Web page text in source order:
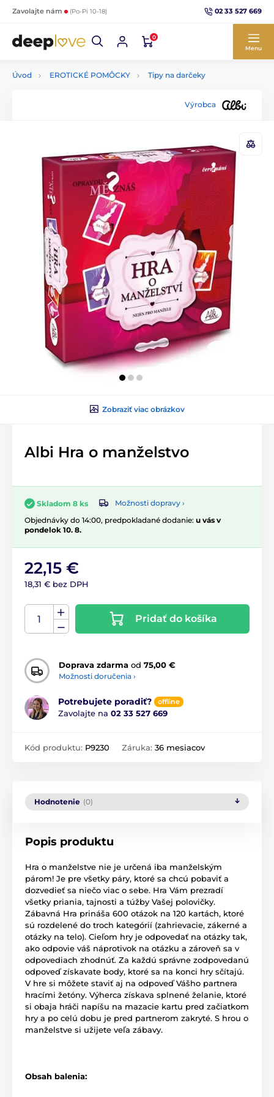
Zavolajte nám (Po-Pi 10-18) 02 33 527 669
0
Menu
Úvod EROTICKÉ POMÔCKY Tipy na darčeky
Výrobca
Zobraziť viac obrázkov
Albi Hra o manželstvo
Skladom 8 ks
Možnosti dopravy ›
Objednávky do 14:00, predpokladané dodanie: u vás v
pondelok 10. 8.
22,15 €
18,31 € bez DPH
Pridať do košíka
Doprava zdarma od 75,00 €
Možnosti doručenia ›
Potrebujete poradiť? offline
Zavolajte na 02 33 527 669
Kód produktu: P9230 Záruka: 36 mesiacov
Hodnotenie (0)
Popis produktu
Hra o manželstve nie je určená iba manželským
párom! Je pre všetky páry, ktoré sa chcú pobaviť a
dozvedieť sa niečo viac o sebe. Hra Vám prezradí
všetky priania, tajnosti a túžby Vašej polovičky.
Zábavná Hra prináša 600 otázok na 120 kartách, ktoré
sú rozdelené do troch kategórií (zahrievacie, zákerné a
otázky na telo). Cieľom hry je odpovedať na otázky tak,
ako odpovie váš náprotivok na otázku a zároveň sa v
odpovediach zhodnúť. Za každú správne zodpovedanú
odpoveď získavate body, ktoré sa na konci hry sčítajú.
V hre si môžete staviť aj na odpoveď Vášho partnera
hracími žetóny. Výherca získava splnené želanie, ktoré
si obaja hráči napíšu na mazacie kartu pred začiatkom
hry a po celú dobu je pred partnerom zakryté. S hrou o
manželstve si užijete veľa zábavy.
Obsah balenia: